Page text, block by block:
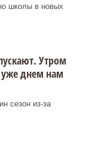
школы в новых
Утром
днем нам
сезон из-за